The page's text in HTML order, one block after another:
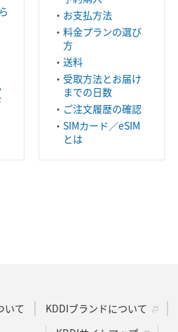
お支払方法
料金プランの選び
方
送料
受取方法とお届け
までの日数
ご注文履歴の確認
SIMカード／eSIM
とは
いて KDDIブランドについて